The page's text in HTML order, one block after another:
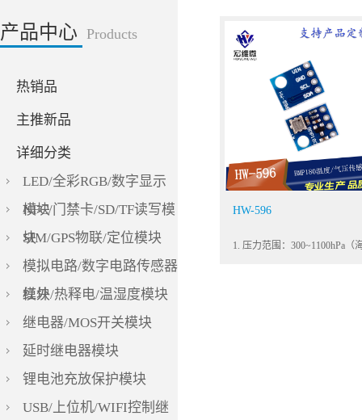
产品中心 Products
热销品
主推新品
详细分类
LED/全彩RGB/数字显示
模块
NFC/门禁卡/SD/TF读写模
块
SIM/GPS物联/定位模块
模拟电路/数字电路传感器
模块
红外/热释电/温湿度模块
继电器/MOS开关模块
延时继电器模块
锂电池充放保护模块
USB/上位机/WIFI控制继
HW-596